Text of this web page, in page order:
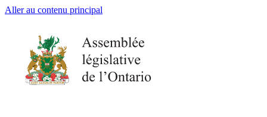
Aller au contenu principal